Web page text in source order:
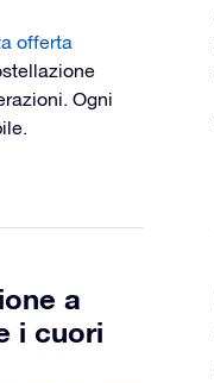
offerta
Ogni
a
i cuori